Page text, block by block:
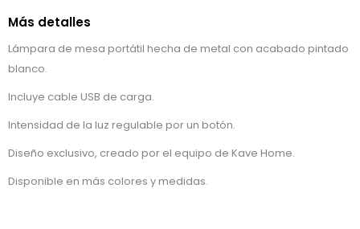
Más detalles
Lámpara de mesa portátil hecha de metal con acabado pintado
blanco.
Incluye cable USB de carga.
Intensidad de la luz regulable por un botón.
Diseño exclusivo, creado por el equipo de Kave Home.
Disponible en más colores y medidas.